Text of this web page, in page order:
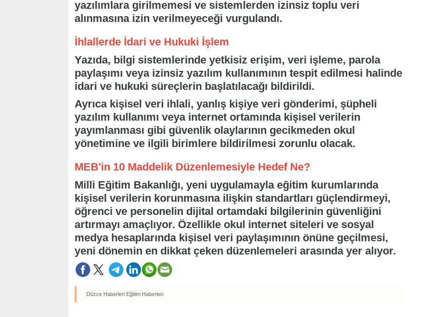
yazılımlara girilmemesi ve sistemlerden izinsiz toplu veri
alınmasına izin verilmeyeceği vurgulandı.
İhlallerde İdari ve Hukuki İşlem
Yazıda, bilgi sistemlerinde yetkisiz erişim, veri işleme, parola
paylaşımı veya izinsiz yazılım kullanımının tespit edilmesi halinde
idari ve hukuki süreçlerin başlatılacağı bildirildi.
Ayrıca kişisel veri ihlali, yanlış kişiye veri gönderimi, şüpheli
yazılım kullanımı veya internet ortamında kişisel verilerin
yayımlanması gibi güvenlik olaylarının gecikmeden okul
yönetimine ve ilgili birimlere bildirilmesi zorunlu olacak.
MEB'in 10 Maddelik Düzenlemesiyle Hedef Ne?
Milli Eğitim Bakanlığı, yeni uygulamayla eğitim kurumlarında
kişisel verilerin korunmasına ilişkin standartları güçlendirmeyi,
öğrenci ve personelin dijital ortamdaki bilgilerinin güvenliğini
artırmayı amaçlıyor. Özellikle okul internet siteleri ve sosyal
medya hesaplarında kişisel veri paylaşımının önüne geçilmesi,
yeni dönemin en dikkat çeken düzenlemeleri arasında yer alıyor.
Düzce Haberleri Eğitim Haberleri